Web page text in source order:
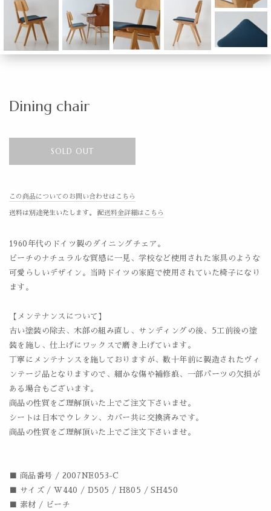
Dining chair
SOLD OUT
この商品についてのお問い合わせはこちら
送料は別途発生いたします。 配送料金詳細はこちら
1960年代のドイツ製のダイニングチェア。
ビーチのナチュラルな質感に一見、学校など使用された家具のような
可愛らしいデザイン。当時ドイツの家庭で使用されていた椅子になり
ます。
【メンテナンスについて】
古い塗装の除去、木部の組み直し、サンディングの後、5工前後の塗
装を施し、仕上げにワックスで磨き上げています。
丁寧にメンテナンスを施しておりますが、数十年前に製造されたヴィ
ンテージ品となりますので、細かな傷や補修痕、一部パーツの欠損が
ある場合もございます。
商品の性質をご理解頂いた上でご注文下さいませ。
シートは日本でウレタン、カバー共に交換済みです。
商品の性質をご理解頂いた上でご注文下さいませ。
■ 商品番号 / 2007NE053-C
■ サイズ / W440 / D505 / H805 / SH450
■ 素材 / ビーチ